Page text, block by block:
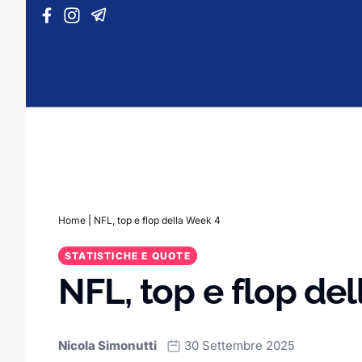
Vai al contenuto
Home NFL, top e flop della Week 4
STATISTICHE E QUOTE
NFL, top e flop
Nicola Simonutti 30 Settembre 2025